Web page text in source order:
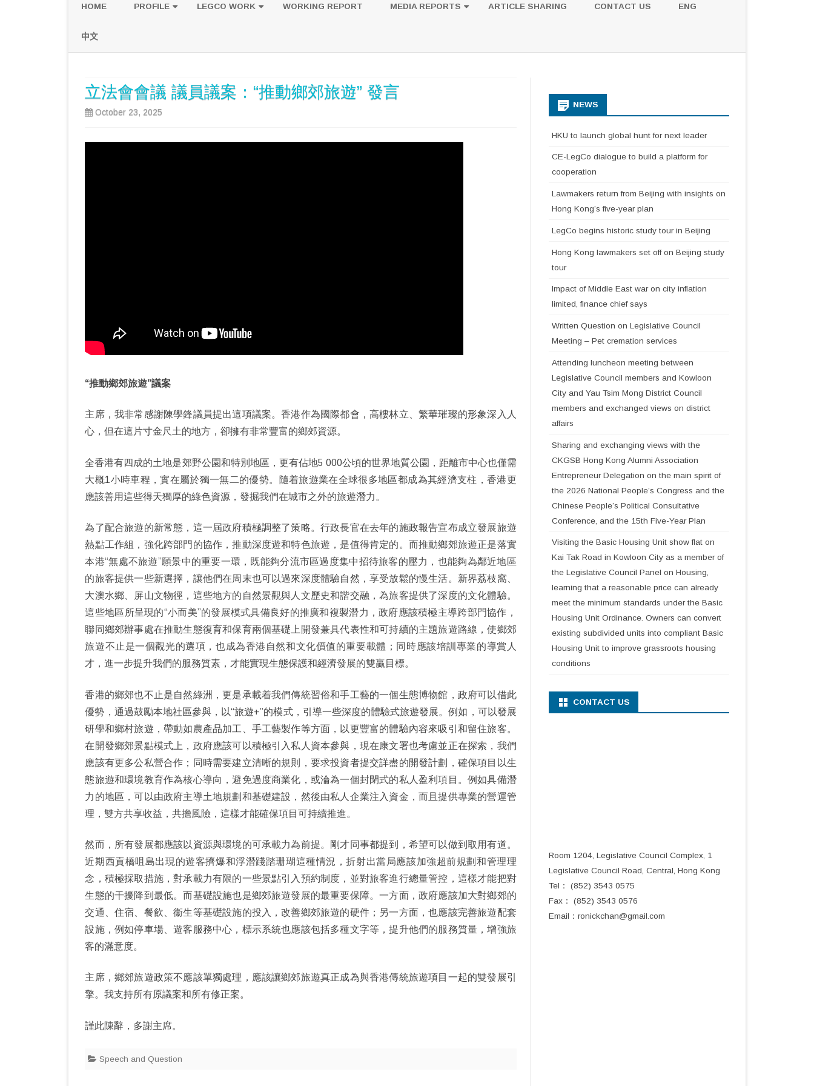
to
HOME PROFILE LEGCO WORK WORKING REPORT MEDIA REPORTS ARTICLE SHARING CONTACT US ENG
中文
立法會會議 議員議案：“推動鄉郊旅遊” 發言
October 23, 2025
“推動鄉郊旅遊”議案
主席，我非常感謝陳學鋒議員提出這項議案。香港作為國際都會，高樓林立、繁華璀璨的形象深入人
心，但在這片寸金尺土的地方，卻擁有非常豐富的鄉郊資源。
全香港有四成的土地是郊野公園和特別地區，更有佔地5 000公頃的世界地質公園，距離市中心也僅需
大概1小時車程，實在屬於獨一無二的優勢。隨着旅遊業在全球很多地區都成為其經濟支柱，香港更
應該善用這些得天獨厚的綠色資源，發掘我們在城市之外的旅遊潛力。
為了配合旅遊的新常態，這一屆政府積極調整了策略。行政長官在去年的施政報告宣布成立發展旅遊
熱點工作組，強化跨部門的協作，推動深度遊和特色旅遊，是值得肯定的。而推動鄉郊旅遊正是落實
本港“無處不旅遊”願景中的重要一環，既能夠分流市區過度集中招待旅客的壓力，也能夠為鄰近地區
的旅客提供一些新選擇，讓他們在周末也可以過來深度體驗自然，享受放鬆的慢生活。新界荔枝窩、
大澳水鄉、屏山文物徑，這些地方的自然景觀與人文歷史和諧交融，為旅客提供了深度的文化體驗。
這些地區所呈現的“小而美”的發展模式具備良好的推廣和複製潛力，政府應該積極主導跨部門協作，
聯同鄉郊辦事處在推動生態復育和保育兩個基礎上開發兼具代表性和可持續的主題旅遊路線，使鄉郊
旅遊不止是一個觀光的選項，也成為香港自然和文化價值的重要載體；同時應該培訓專業的導賞人
才，進一步提升我們的服務質素，才能實現生態保護和經濟發展的雙贏目標。
香港的鄉郊也不止是自然綠洲，更是承載着我們傳統習俗和手工藝的一個生態博物館，政府可以借此
優勢，通過鼓勵本地社區參與，以“旅遊+”的模式，引導一些深度的體驗式旅遊發展。例如，可以發展
研學和鄉村旅遊，帶動如農產品加工、手工藝製作等方面，以更豐富的體驗內容來吸引和留住旅客。
在開發鄉郊景點模式上，政府應該可以積極引入私人資本參與，現在康文署也考慮並正在探索，我們
應該有更多公私營合作；同時需要建立清晰的規則，要求投資者提交詳盡的開發計劃，確保項目以生
態旅遊和環境教育作為核心導向，避免過度商業化，或淪為一個封閉式的私人盈利項目。例如具備潛
力的地區，可以由政府主導土地規劃和基礎建設，然後由私人企業注入資金，而且提供專業的營運管
理，雙方共享收益，共擔風險，這樣才能確保項目可持續推進。
然而，所有發展都應該以資源與環境的可承載力為前提。剛才同事都提到，希望可以做到取用有道。
近期西貢橋咀島出現的遊客擠爆和浮潛踐踏珊瑚這種情況，折射出當局應該加強超前規劃和管理理
念，積極採取措施，對承載力有限的一些景點引入預約制度，並對旅客進行總量管控，這樣才能把對
生態的干擾降到最低。而基礎設施也是鄉郊旅遊發展的最重要保障。一方面，政府應該加大對鄉郊的
交通、住宿、餐飲、衞生等基礎設施的投入，改善鄉郊旅遊的硬件；另一方面，也應該完善旅遊配套
設施，例如停車場、遊客服務中心，標示系統也應該包括多種文字等，提升他們的服務質量，增強旅
客的滿意度。
主席，鄉郊旅遊政策不應該單獨處理，應該讓鄉郊旅遊真正成為與香港傳統旅遊項目一起的雙發展引
擎。我支持所有原議案和所有修正案。
謹此陳辭，多謝主席。
Speech and Question
NEWS
HKU to launch global hunt for next leader
CE-LegCo dialogue to build a platform for
cooperation
Lawmakers return from Beijing with insights on
Hong Kong’s five-year plan
LegCo begins historic study tour in Beijing
Hong Kong lawmakers set off on Beijing study
tour
Impact of Middle East war on city inflation
limited, finance chief says
Written Question on Legislative Council
Meeting – Pet cremation services
Attending luncheon meeting between
Legislative Council members and Kowloon
City and Yau Tsim Mong District Council
members and exchanged views on district
affairs
Sharing and exchanging views with the
CKGSB Hong Kong Alumni Association
Entrepreneur Delegation on the main spirit of
the 2026 National People’s Congress and the
Chinese People’s Political Consultative
Conference, and the 15th Five-Year Plan
Visiting the Basic Housing Unit show flat on
Kai Tak Road in Kowloon City as a member of
the Legislative Council Panel on Housing,
learning that a reasonable price can already
meet the minimum standards under the Basic
Housing Unit Ordinance. Owners can convert
existing subdivided units into compliant Basic
Housing Unit to improve grassroots housing
conditions
CONTACT US
Room 1204, Legislative Council Complex, 1
Legislative Council Road, Central, Hong Kong
Tel： (852) 3543 0575
Fax： (852) 3543 0576
Email： ronickchan@gmail.com